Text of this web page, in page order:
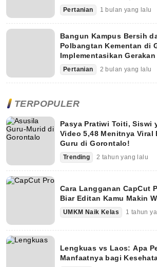
Pertanian 1 bulan yang lalu
Bangun Kampus Bersih
Polbangtan Kementan di
Implementasikan Gerakan
Pertanian 2 bulan yang lalu
TERPOPULER
Pasya Pratiwi Toiti, Siswi
Video 5,48 Menitnya Viral
Guru di Gorontalo!
Trending 2 tahun yang lalu
Cara Langganan CapCut
Biar Editan Kamu Makin
UMKM Naik Kelas 1 tahun
Lengkuas vs Laos: Apa
Manfaatnya bagi